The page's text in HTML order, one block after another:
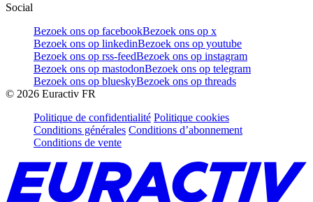
Social
Bezoek ons op facebookBezoek ons op x
Bezoek ons op linkedinBezoek ons op youtube
Bezoek ons op rss-feedBezoek ons op instagram
Bezoek ons op mastodonBezoek ons op telegram
Bezoek ons op blueskyBezoek ons op threads
© 2026 Euractiv FR
Politique de confidentialité Politique cookies
Conditions générales Conditions d’abonnement
Conditions de vente